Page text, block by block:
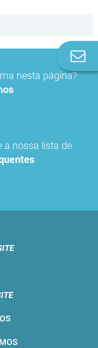
nesta página?
a nossa lista de